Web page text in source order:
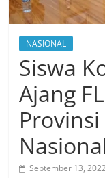
NASIONAL
Siswa
Ajang
September 13, 2022